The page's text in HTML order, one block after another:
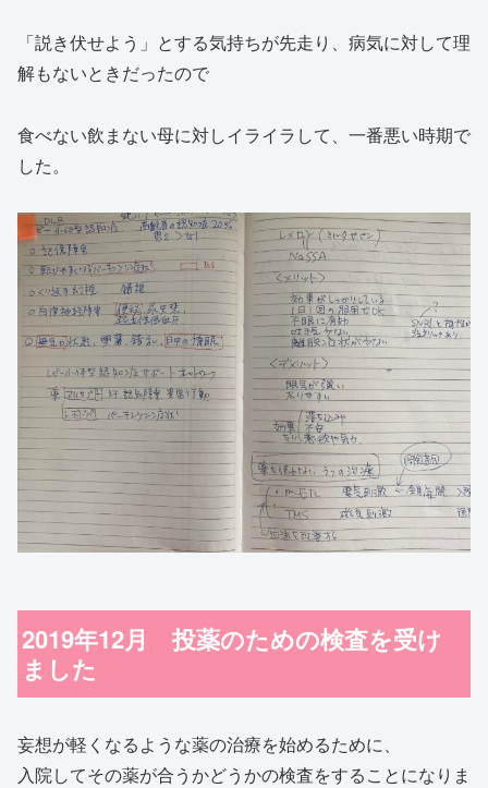
「説き伏せよう」とする気持ちが先走り、病気に対して理
解もないときだったので
食べない飲まない母に対しイライラして、一番悪い時期で
した。
2019年12月 投薬のための検査を受け
ました
妄想が軽くなるような薬の治療を始めるために、
入院してその薬が合うかどうかの検査をすることになりま